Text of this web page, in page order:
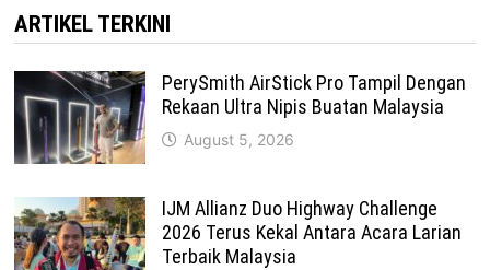
ARTIKEL TERKINI
PerySmith AirStick Pro Tampil Dengan
Rekaan Ultra Nipis Buatan Malaysia
August 5, 2026
IJM Allianz Duo Highway Challenge
2026 Terus Kekal Antara Acara Larian
Terbaik Malaysia